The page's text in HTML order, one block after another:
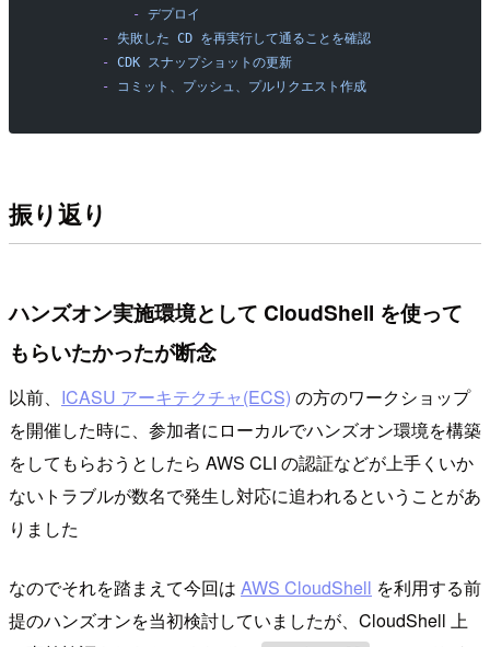
            -
デプロイ
        -
失敗した CD を再実行して通ることを確認
        -
CDK スナップショットの更新
        -
コミット、プッシュ、プルリクエスト作成
振り返り
ハンズオン実施環境として CloudShell を使って
もらいたかったが断念
以前、 ICASU アーキテクチャ(ECS) の方のワークショップ
を開催した時に、参加者にローカルでハンズオン環境を構築
をしてもらおうとしたら AWS CLI の認証などが上手くいか
ないトラブルが数名で発生し対応に追われるということがあ
りました
なのでそれを踏まえて今回は AWS CloudShell を利用する前
提のハンズオンを当初検討していましたが、CloudShell 上